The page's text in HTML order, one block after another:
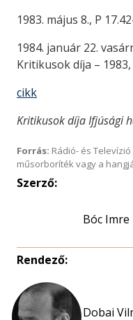
1983. május 8., P
1984. január 22.
Kritikusok díja – 1983,
cikk
Kritikusok díja Ifjúsági
Forrás: Rádió- és
műsorboríték vagy a
Szerző:
Bóc Imre
Rendező:
Dobai